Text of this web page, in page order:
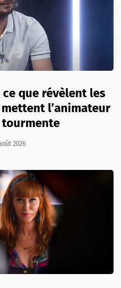
que révèlent les
l’animateur
tourmente
2026